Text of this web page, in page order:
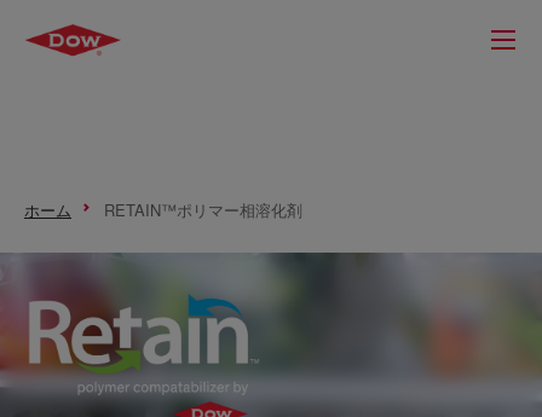
ホーム RETAIN™ポリマー相溶化剤